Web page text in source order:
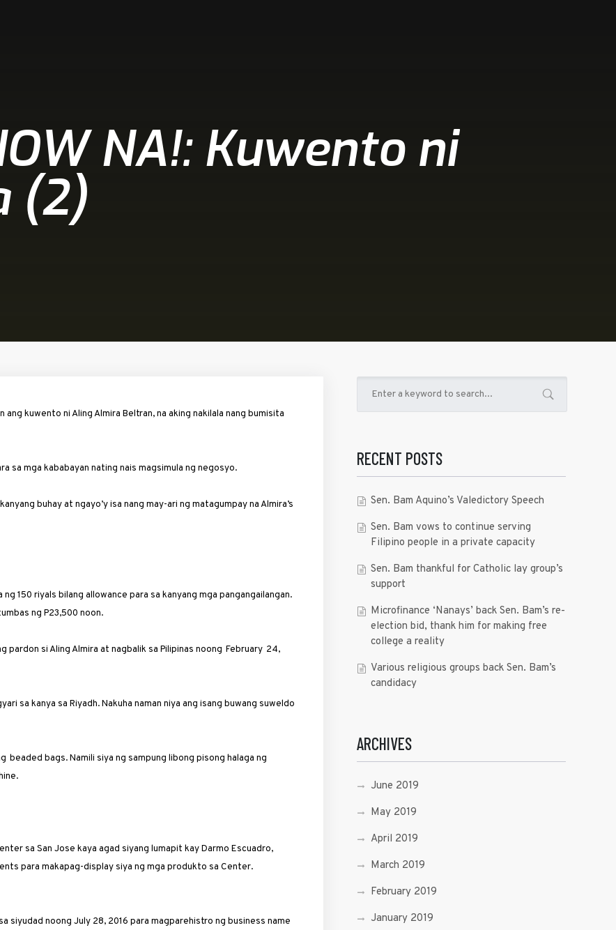
NA!: Kuwento ni
(2)
kuwento ni Aling Almira Beltran, na aking nakilala nang bumisita
sa mga kababayan nating nais magsimula ng negosyo.
buhay at ngayo’y isa nang may-ari ng matagumpay na Almira’s
150 ­riyals bilang allowance para sa kanyang mga pa­ngangailangan.
ng P23,500 noon.
si Aling ­Almira at nagbalik sa ­Pilipinas noong February 24,
sa kanya sa Riyadh. Nakuha naman niya ang isang buwang suweldo
bea­ded bags. Namili siya ng sampung libong ­pisong halaga ng
sa San Jose kaya agad siyang lumapit kay Darmo Escuadro,
para makapag-display siya ng mga produkto sa Center.
noong July 28, 2016 para magparehistro ng business name
RECENT POSTS
Sen. Bam Aquino’s Valedictory Speech
Sen. Bam vows to continue serving
Filipino people in a private capacity
Sen. Bam thankful for Catholic lay group’s
support
Microfinance ‘Nanays’ back Sen. Bam’s re-
election bid, thank him for making free
college a reality
Various religious groups back Sen. Bam’s
candidacy
ARCHIVES
June 2019
May 2019
April 2019
March 2019
February 2019
January 2019